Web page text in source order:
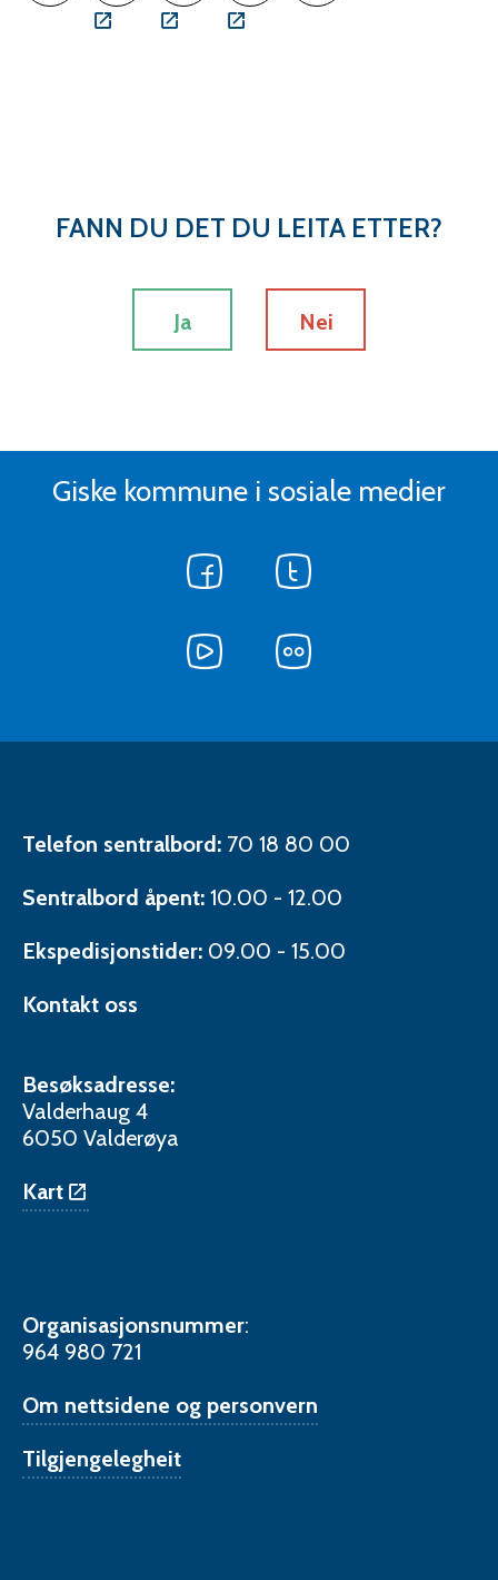
Del på Facebook
Del på TwitterDel på LinkedIn
FANN DU DET DU LEITA ETTER?
Ja Nei
Giske kommune i sosiale medier
Følg
Facebook
Følg
Twitter
Følg
Følg
Kontaktinformasjon
Telefon sentralbord: 70 18 80 00
Sentralbord åpent: 10.00 - 12.00
Ekspedisjonstider: 09.00 - 15.00
Kontakt oss
Besøksadresse:
Valderhaug 4
6050 Valderøya
Kart
Organisasjonsnummer:
964 980 721
Om nettsidene og personvern
Tilgjengelegheit